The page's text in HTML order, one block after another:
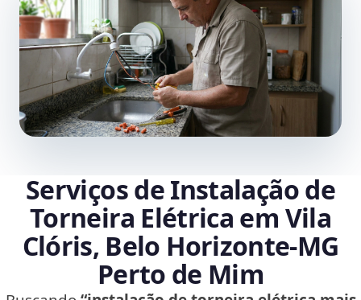
Serviços de Instalação de
Torneira Elétrica em Vila
Clóris, Belo Horizonte‑MG
Perto de Mim